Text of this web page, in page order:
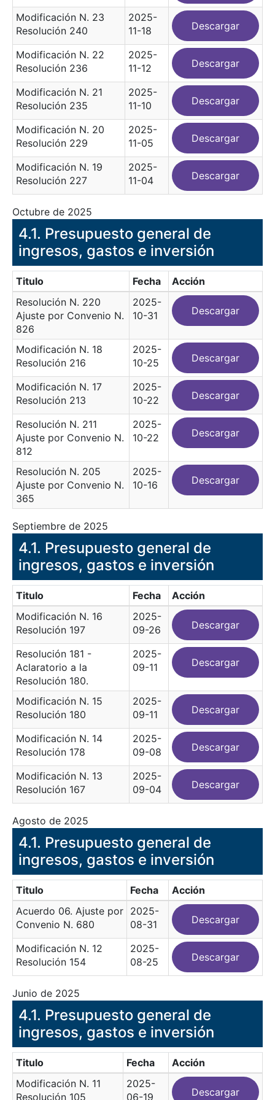
Modificación N. 23
Resolución 240
2025-
11-18
Descargar
Modificación N. 22
Resolución 236
2025-
11-12
Descargar
Modificación N. 21
Resolución 235
2025-
11-10
Descargar
Modificación N. 20
Resolución 229
2025-
11-05
Descargar
Modificación N. 19
Resolución 227
2025-
11-04
Descargar
Octubre de 2025
​4.1. Presupuesto general de
ingresos, gastos e inversión
Titulo Fecha
Acción
Resolución N. 220
Ajuste por Convenio N.
826
2025-
10-31
Descargar
Modificación N. 18
Resolución 216
2025-
10-25
Descargar
Modificación N. 17
Resolución 213
2025-
10-22
Descargar
Resolución N. 211
Ajuste por Convenio N.
812
2025-
10-22
Descargar
Resolución N. 205
Ajuste por Convenio N.
365
2025-
10-16
Descargar
Septiembre de 2025
​4.1. Presupuesto general de
ingresos, gastos e inversión
Titulo Fecha
Acción
Modificación N. 16
Resolución 197
2025-
09-26
Descargar
Resolución 181 -
Aclaratorio a la
Resolución 180.
2025-
09-11
Descargar
Modificación N. 15
Resolución 180
2025-
09-11
Descargar
Modificación N. 14
Resolución 178
2025-
09-08
Descargar
Modificación N. 13
Resolución 167
2025-
09-04
Descargar
Agosto de 2025
​4.1. Presupuesto general de
ingresos, gastos e inversión
Titulo Fecha
Acción
Acuerdo 06. Ajuste por
Convenio N. 680
2025-
08-31
Descargar
Modificación N. 12
Resolución 154
2025-
08-25
Descargar
Junio de 2025
​4.1. Presupuesto general de
ingresos, gastos e inversión
Titulo Fecha
Acción
Modificación N. 11
Resolución 105
2025-
06-19
Descargar